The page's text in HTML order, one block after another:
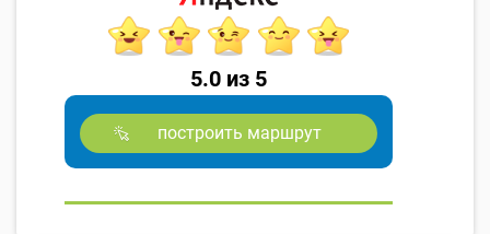
5.0 из 5
построить маршрут